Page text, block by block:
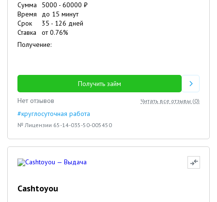
Сумма 5000 - 60000 ₽
Время
до 15 минут
Срок
35 - 126 дней
Ставка
от0.76%
Получение:
Получить займ
Нет отзывов
Читать все отзывы (0)
#круглосуточная работа
№ Лицензии 65-14-035-50-005450
Cashtoyou